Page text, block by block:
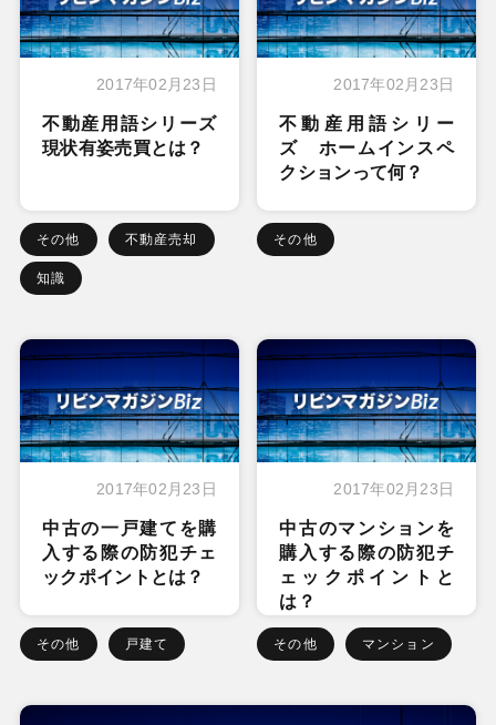
2017年02月23日
不動産用語シリーズ
現状有姿売買とは？
その他 不動産売却
知識
2017年02月23日
不動産用語シリー
ズ ホームインスペ
クションって何？
その他
2017年02月23日
中古の一戸建てを購
入する際の防犯チェ
ックポイントとは？
その他 戸建て
2017年02月23日
中古のマンションを
購入する際の防犯チ
ェックポイントと
は？
その他 マンション